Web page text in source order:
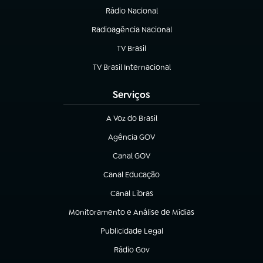
Rádio Nacional
Radioagência Nacional
(abre em nova aba)
TV Brasil
(abre em nova aba)
TV Brasil Internacional
(abre em nova aba)
Serviços
A Voz do Brasil
(abre em nova aba)
Agência GOV
(abre em nova aba)
Canal GOV
(abre em nova aba)
Canal Educação
(abre em nova aba)
Canal Libras
(abre em nova aba)
Monitoramento e Análise de Mídias
(abre em nova aba)
Publicidade Legal
(abre em nova aba)
Rádio Gov
(abre em nova aba)